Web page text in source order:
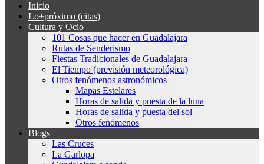
Inicio
Lo+próximo (citas)
Cultura y Ocio
101 Cosas que hacer en Guadalajara
Rutas de Senderismo
Fiestas Tradicionales de Guadalajara
El Tiempo (previsión meteorológica)
Otros fenómenos astronómicos
Mapas Estelares
Horas de salida y puesta de la luna
Horas de salida y puesta del sol
Otros fenómenos
Blogs
Las Cruces
La Garlopa